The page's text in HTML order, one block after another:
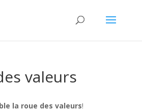
valeurs
la roue des valeurs!